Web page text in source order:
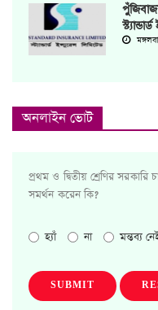
অনলাইন ভোট
প্রথম ও দ্বিতীয় শ্রেণির
সমর্থন করেন কি?
হ্যাঁ না মন্তব্য
SUBMIT